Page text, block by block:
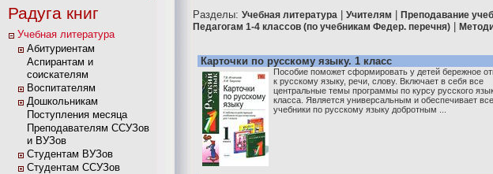
Радуга книг
Учебная литература
Абитуриентам
Аспирантам и
соискателям
Воспитателям
Дошкольникам
Поступления месяца
Преподавателям ССУЗов
и ВУЗов
Студентам ВУЗов
Студентам ССУЗов
Разделы: Учебная литература Учителям Преподавание
Педагогам 1-4 классов (по учебникам Федер. перечня)
Карточки по русскому языку. 1 класс
Пособие поможет сформировать у детей бережное
к русскому языку, речи, слову. Включает в себя все
центральные темы программы по курсу русского
класса. Является универсальным и обеспечивает все
учебники по русскому языку добротным ...